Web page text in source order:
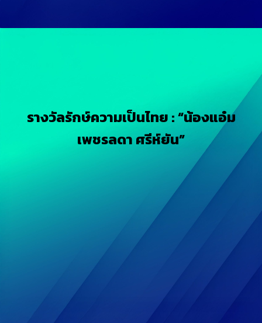
รางวัลรักษ์ความเป็นไทย : “น้องแอ๋ม
เพชรลดา ศรีห์ยัน”